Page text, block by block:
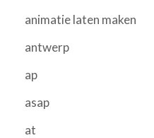
animatie laten maken
antwerp
ap
asap
at